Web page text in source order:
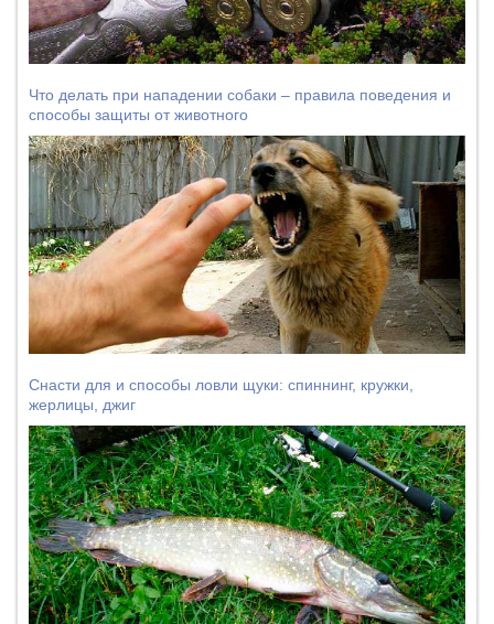
Что делать при нападении собаки – правила поведения и
способы защиты от животного
Снасти для и способы ловли щуки: спиннинг, кружки,
жерлицы, джиг